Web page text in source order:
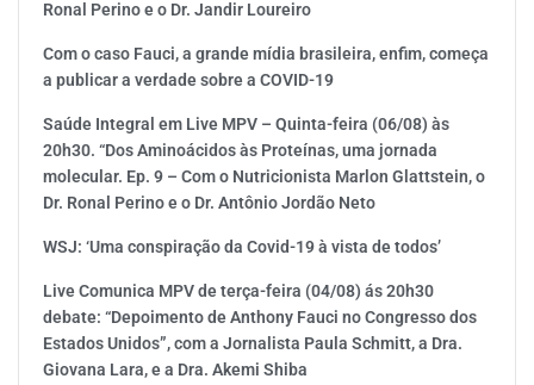
Ronal Perino e o Dr. Jandir Loureiro
Com o caso Fauci, a grande mídia brasileira, enfim, começa
a publicar a verdade sobre a COVID-19
Saúde Integral em Live MPV – Quinta-feira (06/08) às
20h30. “Dos Aminoácidos às Proteínas, uma jornada
molecular. Ep. 9 – Com o Nutricionista Marlon Glattstein, o
Dr. Ronal Perino e o Dr. Antônio Jordão Neto
WSJ: ‘Uma conspiração da Covid-19 à vista de todos’
Live Comunica MPV de terça-feira (04/08) ás 20h30
debate: “Depoimento de Anthony Fauci no Congresso dos
Estados Unidos”, com a Jornalista Paula Schmitt, a Dra.
Giovana Lara, e a Dra. Akemi Shiba